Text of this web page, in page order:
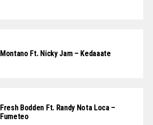
Montano Ft. Nicky Jam – Kedaaate
Fresh Bodden Ft. Randy Nota Loca –
Fumeteo